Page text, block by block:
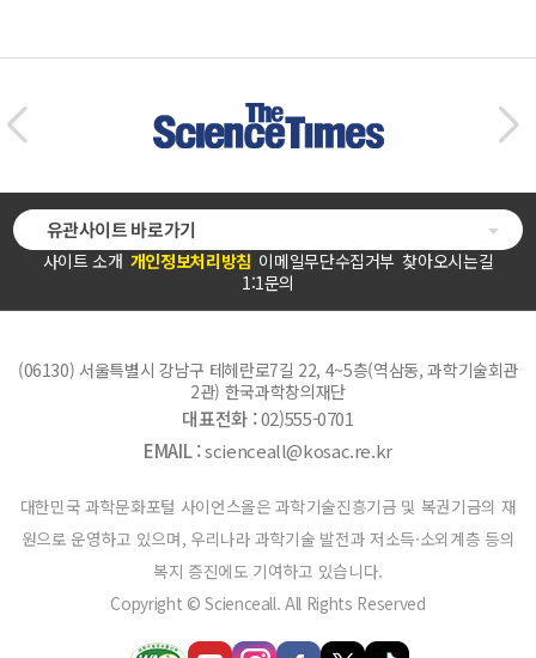
사이트 소개 개인정보처리방침 이메일무단수집거부 찾아오시는길
1:1문의
유관사이트 바로가기
(06130) 서울특별시 강남구 테헤란로7길 22, 4~5층(역삼동, 과학기술회관
2관) 한국과학창의재단
대표전화 :02)555-0701
EMAIL :scienceall@kosac.re.kr
대한민국 과학문화포털 사이언스올은 과학기술진흥기금 및 복권기금의 재
원으로 운영하고 있으며, 우리나라 과학기술 발전과 저소득·소외계층 등의
복지 증진에도 기여하고 있습니다.
Copyright © Scienceall. All Rights Reserved